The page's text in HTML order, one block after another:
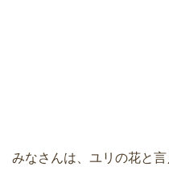
みなさんは、ユリの花と